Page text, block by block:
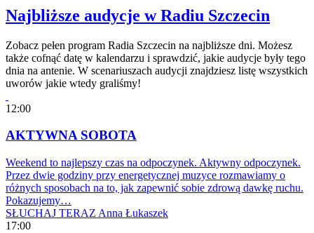
Najbliższe audycje w Radiu Szczecin
Zobacz pełen program Radia Szczecin na najbliższe dni. Możesz
także cofnąć datę w kalendarzu i sprawdzić, jakie audycje były tego
dnia na antenie. W scenariuszach audycji znajdziesz listę wszystkich
uworów jakie wtedy graliśmy!
12:00
AKTYWNA SOBOTA
Weekend to najlepszy czas na odpoczynek. Aktywny odpoczynek.
Przez dwie godziny przy energetycznej muzyce rozmawiamy o
różnych sposobach na to, jak zapewnić sobie zdrową dawkę ruchu.
Pokazujemy…
SŁUCHAJ TERAZ Anna Łukaszek
17:00